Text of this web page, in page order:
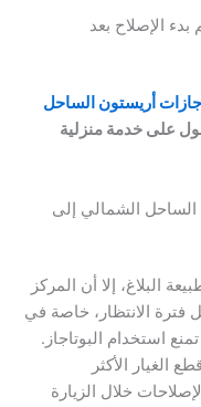
الإصلاح بعد
أريستون الساحل
01211114528 للحصول على خدمة منزلية
الشمالي إلى
البلاغ، إلا أن المركز
الانتظار، خاصة في
استخدام البوتاجاز.
الغيار الأكثر
خلال الزيارة